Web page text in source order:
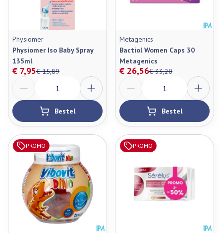
Physiomer
Physiomer Iso Baby Spray
135ml
€ 15,89
€ 7,95
Bestel
Metagenics
Bactiol Women Caps 30
Metagenics
€ 33,20
€ 26,56
Bestel
PROMO PROMO